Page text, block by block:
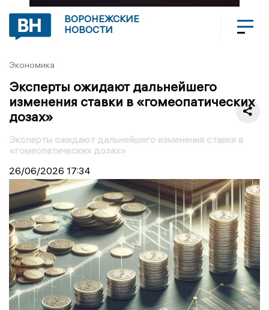
ВОРОНЕЖСКИЕ
НОВОСТИ
Экономика
Эксперты ожидают дальнейшего
изменения ставки в «гомеопатических
дозах»
Эксперты ожидают дальнейшего изменения ставки в
«гомеопатических дозах»
26/06/2026 17:34